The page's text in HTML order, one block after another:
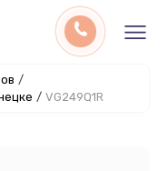
/
/ VG249Q1R